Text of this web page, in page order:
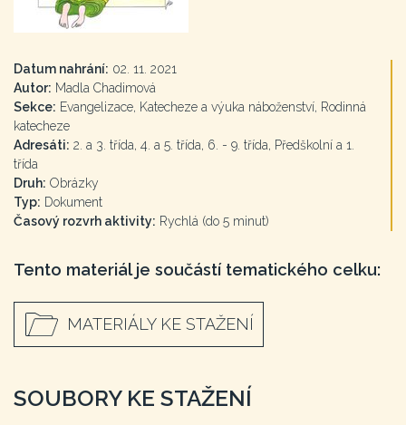
Datum nahrání: 02. 11. 2021
Autor: Madla Chadimová
Sekce: Evangelizace, Katecheze a výuka náboženství, Rodinná
katecheze
Adresáti: 2. a 3. třída, 4. a 5. třída, 6. - 9. třída, Předškolní a 1.
třída
Druh: Obrázky
Typ: Dokument
Časový rozvrh aktivity: Rychlá (do 5 minut)
Tento materiál je součástí tematického celku:
MATERIÁLY KE STAŽENÍ
SOUBORY KE STAŽENÍ